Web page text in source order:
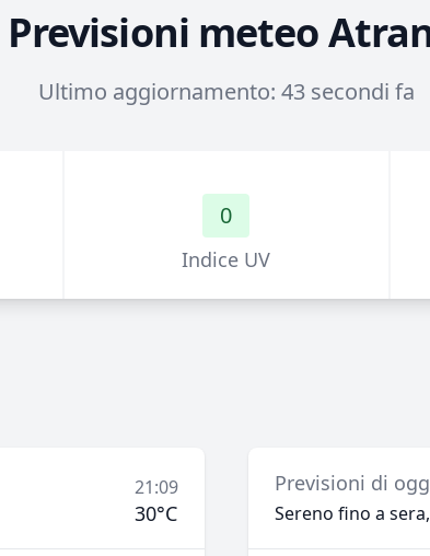
Previsioni meteo
Ultimo aggiornamento: 43 secondi fa
Indice UV
0
21:09
30°C
Previsioni di
Sereno fino a